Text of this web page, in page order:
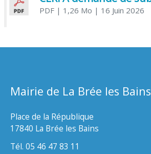
PDF| 1,26 Mo | 16 Juin 2026
Mairie de La Brée les Bains
Place de la République
17840 La Brée les Bains
Tél. 05 46 47 83 11